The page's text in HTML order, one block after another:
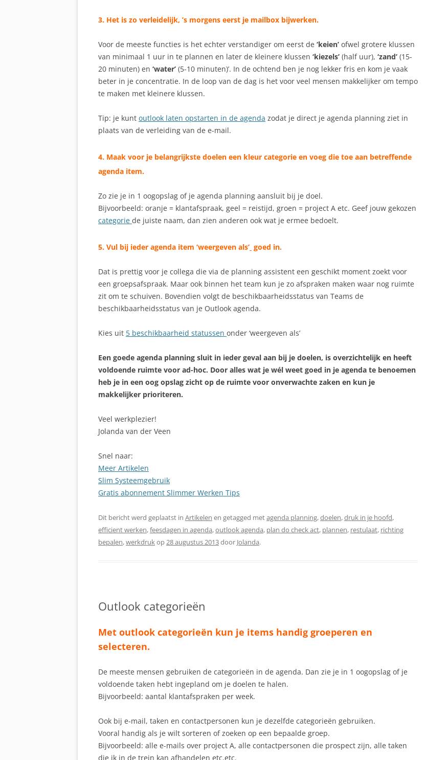
3. Het is zo verleidelijk, ’s morgens eerst je mailbox bijwerken.
Voor de meeste functies is het echter verstandiger om eerst de ‘keien’ ofwel grotere klussen
van minimaal 1 uur in te plannen en later de kleinere klussen ‘kiezels’ (half uur), ‘zand’ (15-
20 minuten) en ‘water’ (5-10 minuten)’. In de ochtend ben je nog lekker fris en kom je vaak
beter in je concentratie. In de loop van de dag is het voor veel mensen makkelijker om tempo
te maken met kleinere klussen.
Tip: je kunt outlook laten opstarten in de agenda zodat je direct je agenda planning ziet in
plaats van de verleiding van de e-mail.
4. Maak voor je belangrijkste doelen een kleur categorie en voeg die toe aan betreffende
agenda item.
Zo zie je in 1 oogopslag of je agenda planning aansluit bij je doel.
Bijvoorbeeld: oranje = klantafspraak, geel = reistijd, groen = project A etc. Geef jouw gekozen
categorie de juiste naam, dan zien anderen ook wat je ermee bedoelt.
5. Vul bij ieder agenda item ‘weergeven als’ goed in.
Dat is prettig voor je collega die via de planning assistent een geschikt moment zoekt voor
een groepsafspraak. Maar ook binnen het team kun je zo afspraken maken waar nog ruimte
zit om te schuiven. Bovendien volgt de beschikbaarheidsstatus van Teams de
beschikbaarheidsstatus van je Outlook agenda.
Kies uit 5 beschikbaarheid statussen onder ‘weergeven als’
Een goede agenda planning sluit in ieder geval aan bij je doelen, is overzichtelijk en heeft
voldoende ruimte voor ad-hoc. Door alles wat je wél weet goed in je agenda te benoemen
heb je in een oog opslag zicht op de ruimte voor onverwachte zaken en kun je
makkelijker prioriteren.
Veel werkplezier!
Jolanda van der Veen
Snel naar:
Meer Artikelen
Slim Systeemgebruik
Gratis abonnement Slimmer Werken Tips
Dit bericht werd geplaatst in Artikelen en getagged metagenda planning,doelen,druk in je hoofd,
efficient werken,feesdagen in agenda,outlook agenda, plan do check act, plannen, restulaat, richting
bepalen,werkdrukop28 augustus 2013door Jolanda.
Outlook categorieën
Met outlook categorieën kun je items handig groeperen en
selecteren.
De meeste mensen gebruiken de categorieën in de agenda. Dan zie je in 1 oogopslag of je
voldoende taken hebt ingepland om je doelen te halen.
Bijvoorbeeld: aantal klantafspraken per week.
Ook bij e-mail, taken en contactpersonen kun je dezelfde categorieën gebruiken.
Vooral handig als je wilt sorteren of zoeken op een bepaalde groep.
Bijvoorbeeld: alle e-mails over project A, alle contactpersonen die prospect zijn, alle taken
die ik in de trein kan afhandelen etc.etc.